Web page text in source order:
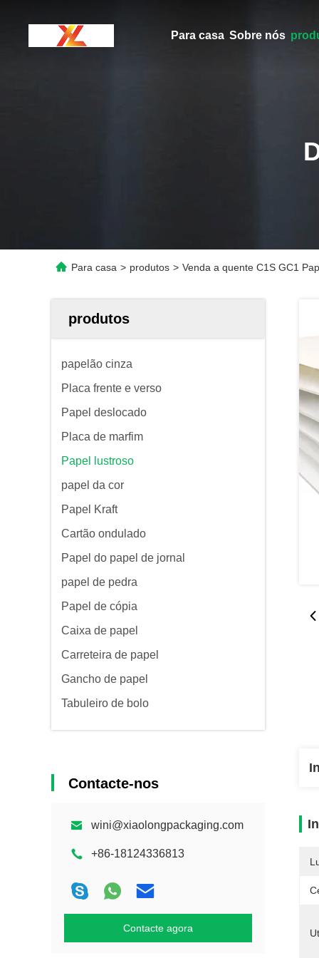
Para casa Sobre nós
Para casa > produtos > Venda a quente C1S GC1
produtos
papelão cinza
Placa frente e verso
Papel deslocado
Placa de marfim
Papel lustroso
papel da cor
Papel Kraft
Cartão ondulado
Papel do papel de jornal
papel de pedra
Papel de cópia
Caixa de papel
Carreteira de papel
Gancho de papel
Tabuleiro de bolo
Contacte-nos
wini@xiaolongpackaging.com
+86-18124336813
Contacte agora